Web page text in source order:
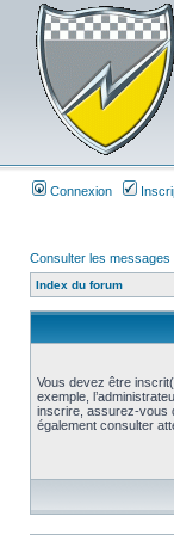
Connexion
Consulter les
Index du forum
Vous devez être
exemple,
inscrire, assurez-vous
également consulter